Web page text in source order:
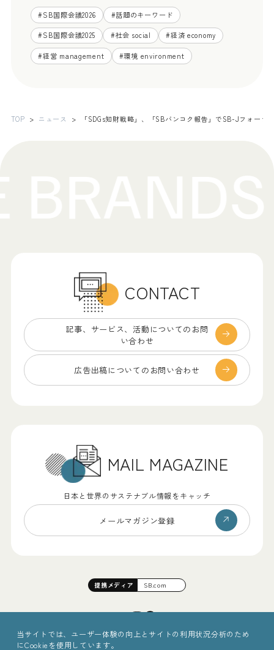
#SB国際会議2026 #話題のキーワード
#SB国際会議2025 #社会 social #経済 economy
#経営 management #環境 environment
TOP ニュース 「SDGs知財戦略」、「SBバンコク報告」でSB-Jフォーラ
CONTACT
記事、サービス、 活動についてのお問
い合わせ
広告出稿についての お問い合わせ
MAIL MAGAZINE
日本と世界のサステナブル情報をキャッチ
メールマガジン登録
提携メディア SB.com
当サイトでは、ユーザー体験の向上とサイトの利用状況分析のため
にCookieを使用しています。